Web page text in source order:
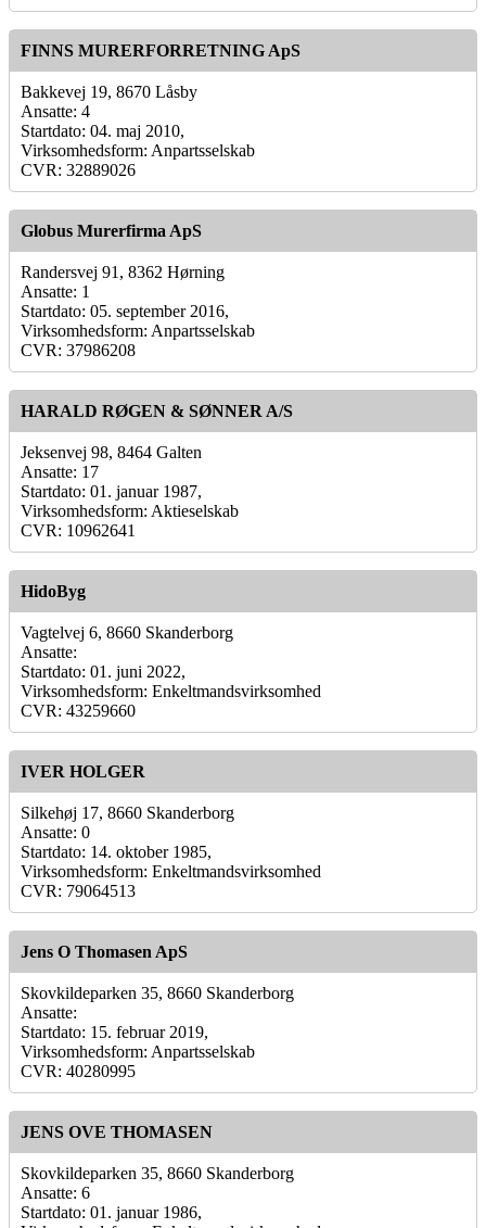
FINNS MURERFORRETNING ApS
Bakkevej 19, 8670 Låsby
Ansatte: 4
Startdato: 04. maj 2010,
Virksomhedsform: Anpartsselskab
CVR: 32889026
Globus Murerfirma ApS
Randersvej 91, 8362 Hørning
Ansatte: 1
Startdato: 05. september 2016,
Virksomhedsform: Anpartsselskab
CVR: 37986208
HARALD RØGEN & SØNNER A/S
Jeksenvej 98, 8464 Galten
Ansatte: 17
Startdato: 01. januar 1987,
Virksomhedsform: Aktieselskab
CVR: 10962641
HidoByg
Vagtelvej 6, 8660 Skanderborg
Ansatte:
Startdato: 01. juni 2022,
Virksomhedsform: Enkeltmandsvirksomhed
CVR: 43259660
IVER HOLGER
Silkehøj 17, 8660 Skanderborg
Ansatte: 0
Startdato: 14. oktober 1985,
Virksomhedsform: Enkeltmandsvirksomhed
CVR: 79064513
Jens O Thomasen ApS
Skovkildeparken 35, 8660 Skanderborg
Ansatte:
Startdato: 15. februar 2019,
Virksomhedsform: Anpartsselskab
CVR: 40280995
JENS OVE THOMASEN
Skovkildeparken 35, 8660 Skanderborg
Ansatte: 6
Startdato: 01. januar 1986,